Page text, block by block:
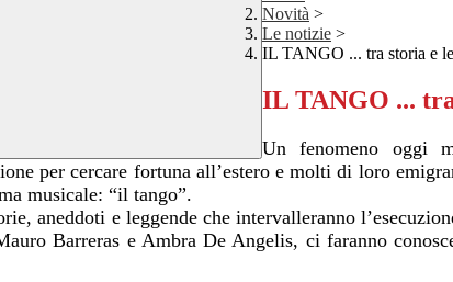
Novità >
Le notizie >
IL TANGO ... tra storia e
IL TANGO ...
Un fenomeno oggi
per cercare fortuna all’estero e molti di loro
musicale: “il tango”.
aneddoti e leggende che intervalleranno
Barreras e Ambra De Angelis, ci faranno